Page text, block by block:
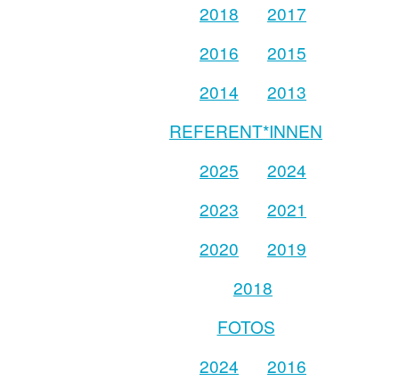
2018
2017
2016
2015
2014
2013
REFERENT*INNEN
2025
2024
2023
2021
2020
2019
2018
FOTOS
2024
2016